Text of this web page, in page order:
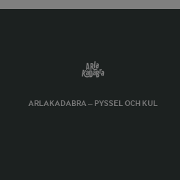
ARLAKADABRA – PYSSEL OCH KUL